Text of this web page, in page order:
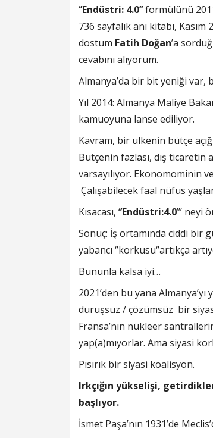
‘’Endüstri: 4.0’’formülünü
736 sayfalık anı kitabı,
dostum Fatih Doğan’a
cevabını alıyorum.
Almanya’da bir bit yeniği var,
Yıl 2014: Almanya Maliye
kamuoyuna lanse ediliyor.
Kavram, bir ülkenin bütçe
Bütçenin fazlası, dış ticaretin
varsayılıyor. Ekonomominin
Çalışabilecek faal nüfus
Kısacası, ‘’Endüstri:4.0’’’
Sonuç: İş ortamında ciddi bir
yabancı ‘’korkusu‘’artıkça
Bununla kalsa iyi…
2021’den bu yana
duruşsuz / çözümsüz bir
Fransa’nın nükleer
yap(a)mıyorlar. Ama siyasi
Pısırık bir siyasi koalisyon.
Irkçığın yükselişi,
başlıyor.
İsmet Paşa’nın 1931’de